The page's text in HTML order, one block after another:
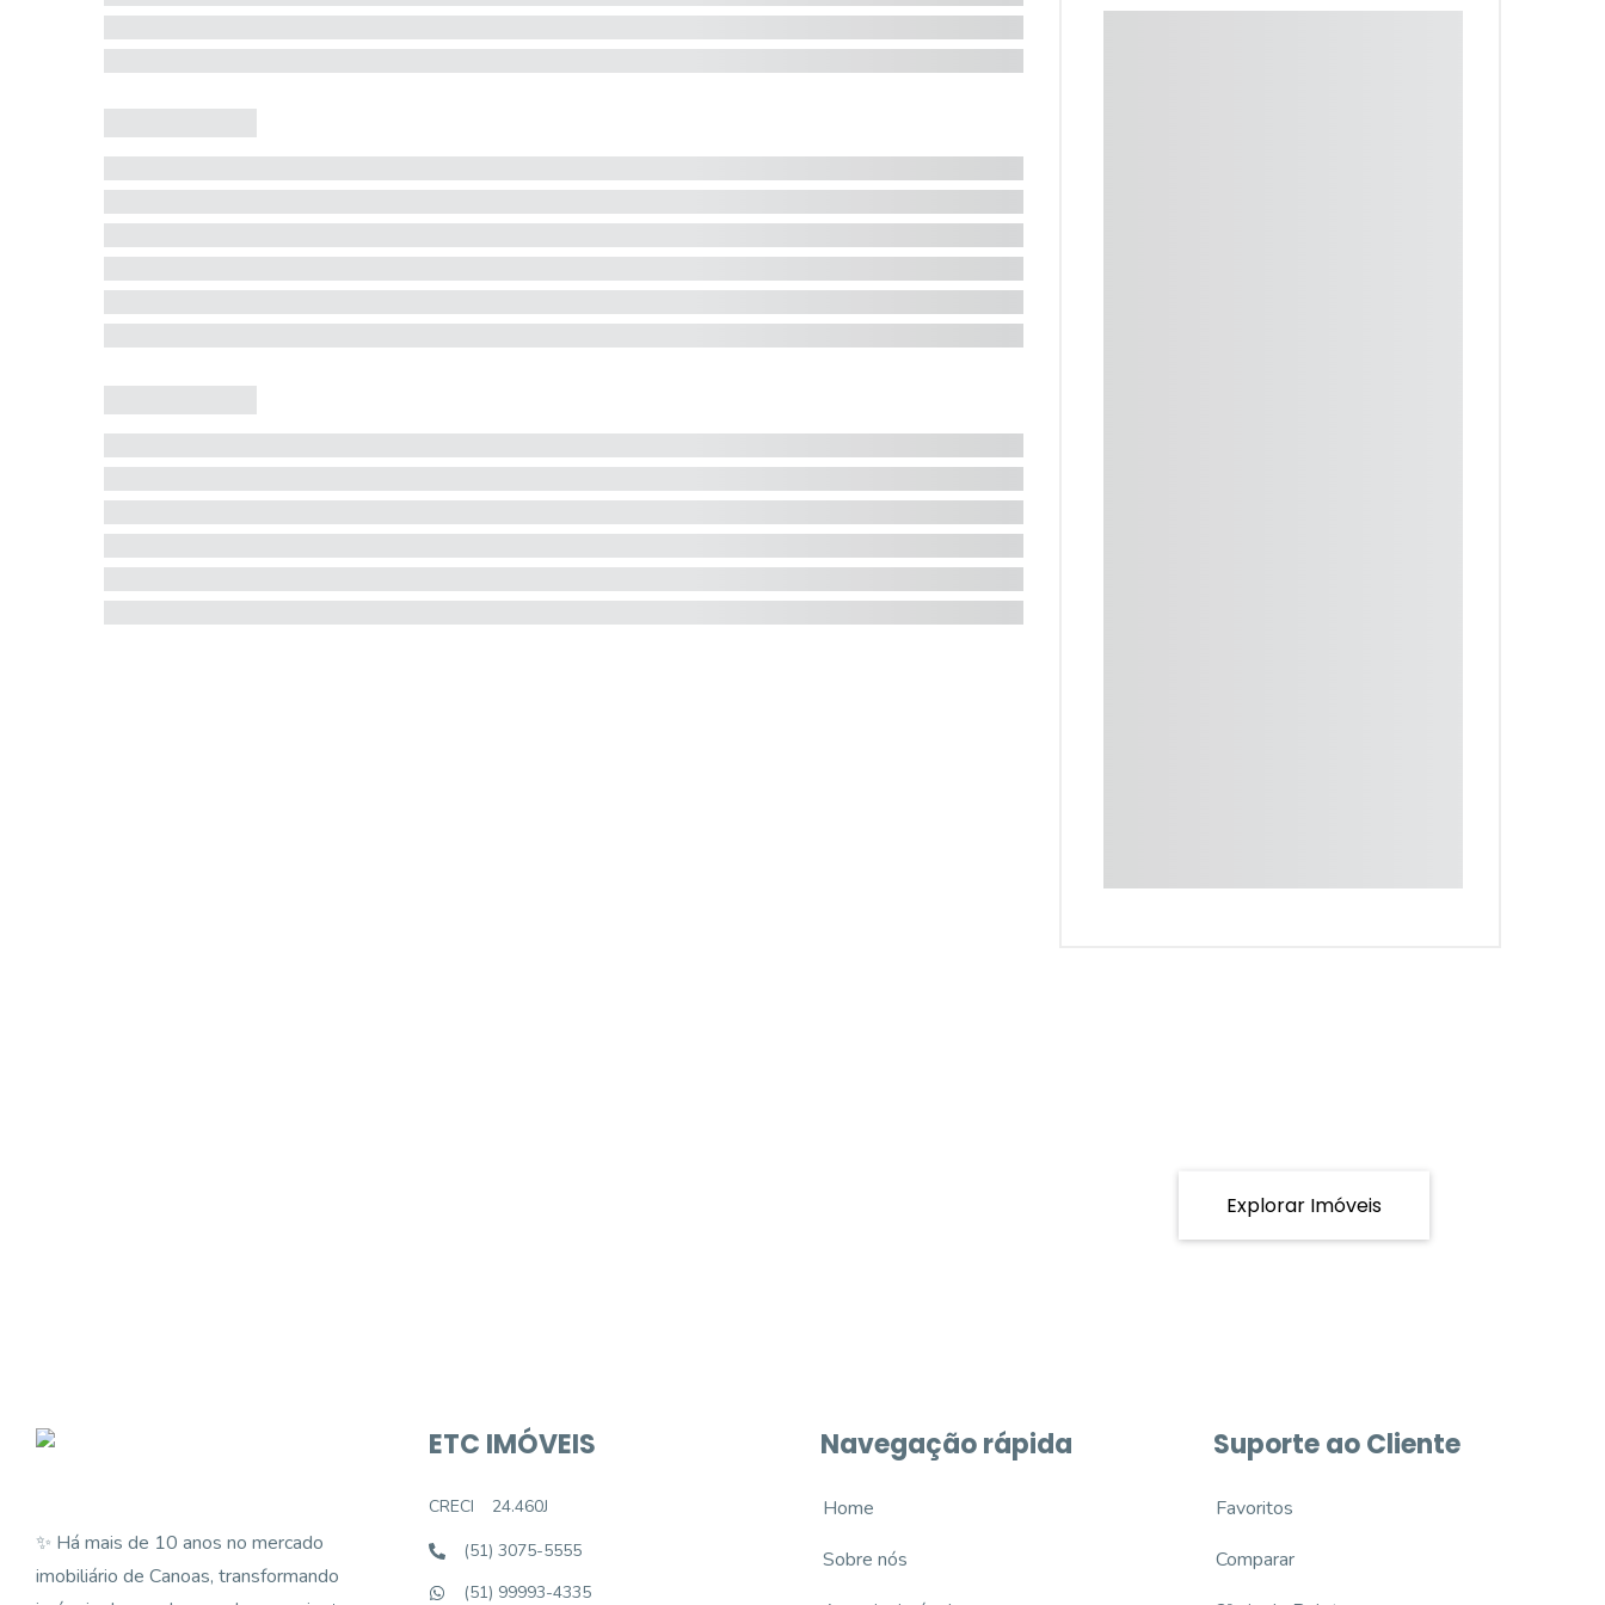
Explorar Imóveis
✨ Há mais de 10 anos no mercado
imobiliário de Canoas, transformando
ETC IMÓVEIS
CRECI
24.460J
(51) 3075-5555
(51) 99993-4335
Navegação rápida
Home
Sobre nós
Suporte ao Cliente
Favoritos
Comparar